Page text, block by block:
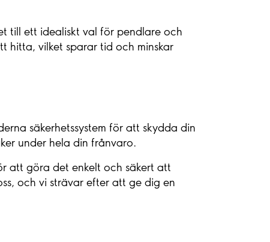
till ett idealiskt val för pendlare och
hitta, vilket sparar tid och minskar
säkerhetssystem för att skydda din
under hela din frånvaro.
att göra det enkelt och säkert att
och vi strävar efter att ge dig en